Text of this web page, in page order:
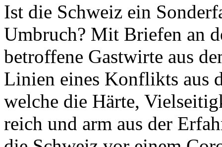
Ist die Schweiz ein
Umbruch? Mit Briefen an
betroffene Gastwirte aus
Linien eines Konflikts aus
welche die Härte,
reich und arm aus der